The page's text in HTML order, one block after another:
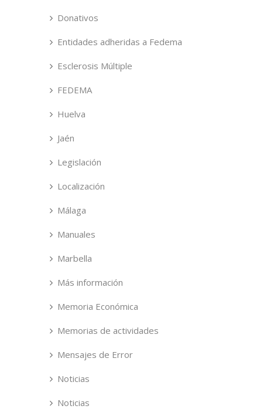
Donativos
Entidades adheridas a Fedema
Esclerosis Múltiple
FEDEMA
Huelva
Jaén
Legislación
Localización
Málaga
Manuales
Marbella
Más información
Memoria Económica
Memorias de actividades
Mensajes de Error
Noticias
Noticias